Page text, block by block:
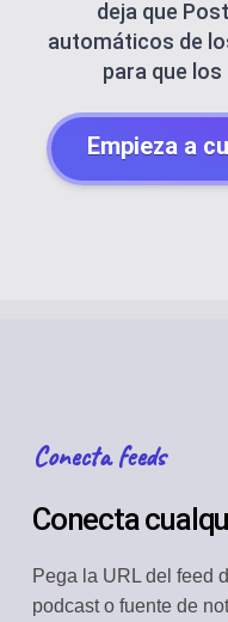
deja que
automáticos de
para que
Empieza a
Conecta feeds
Conecta
Pega la URL del feed
podcast o fuente de